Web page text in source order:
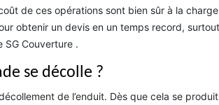
de ces opérations sont bien sûr à la
obtenir un devis en un temps record,
Couverture .
se décolle ?
de l’enduit. Dès que cela se